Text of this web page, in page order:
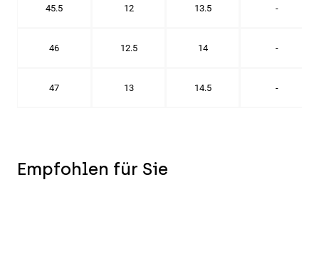
45.5 12 13.5 -
46 12.5 14 -
47 13 14.5 -
Empfohlen für Sie